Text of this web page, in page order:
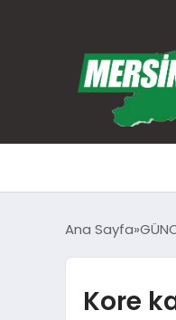
Ana Sayfa
Kore